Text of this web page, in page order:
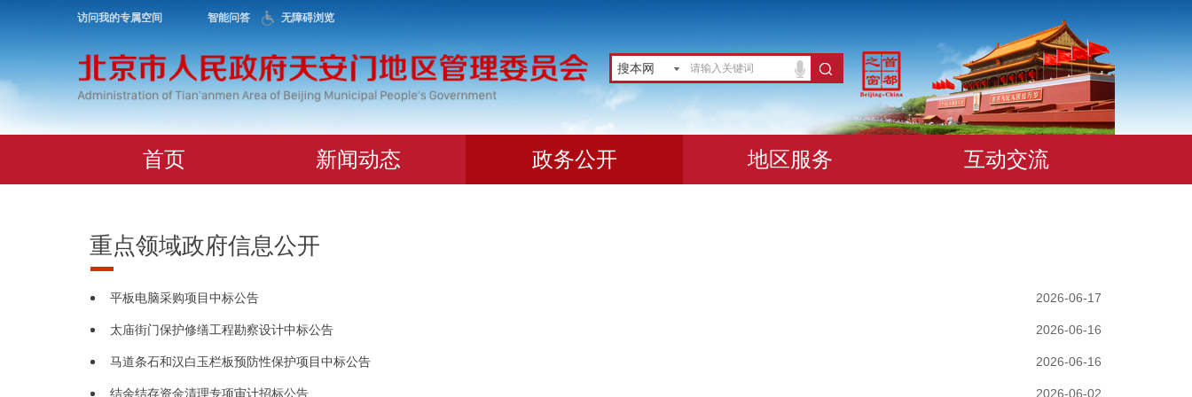
访问我的专属空间 智能问答 无障碍浏览
搜本网
首页 新闻动态 政务公开 地区服务 互动交流
重点领域政府信息公开
平板电脑采购项目中标公告 2026-06-17
太庙街门保护修缮工程勘察设计中标公告 2026-06-16
马道条石和汉白玉栏板预防性保护项目中标公告 2026-06-16
结余结存资金清理专项审计招标公告 2026-06-02